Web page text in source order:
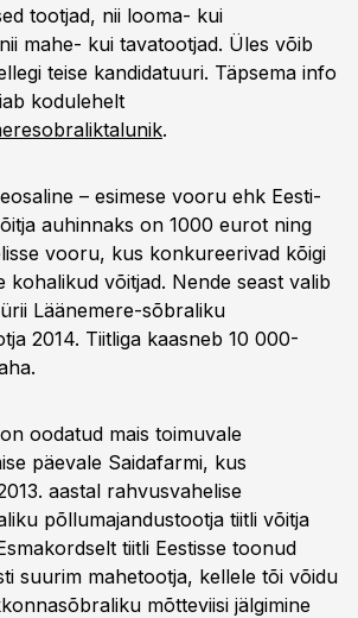
tootjad, nii looma- kui
mahe- kui tavatootjad. Üles võib
teise kandidatuuri. Täpsema info
kodulehelt
.
– esimese vooru ehk Eesti-
auhinnaks on 1000 eurot ning
vooru, kus konkureerivad kõigi
kohalikud võitjad. Nende seast valib
Läänemere-sõbraliku
2014. Tiitliga kaasneb 10 000-
oodatud mais toimuvale
päevale Saidafarmi, kus
aastal rahvusvahelise
põllumajandustootja tiitli võitja
tiitli Eestisse toonud
suurim mahetootja, kellele tõi võidu
mõtteviisi jälgimine